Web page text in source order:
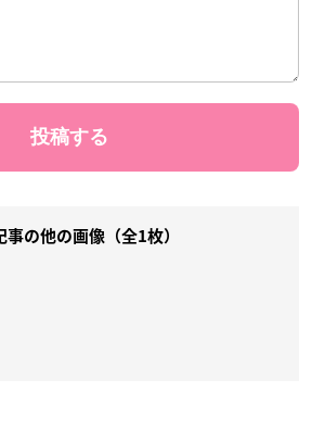
事の他の画像（全1枚）